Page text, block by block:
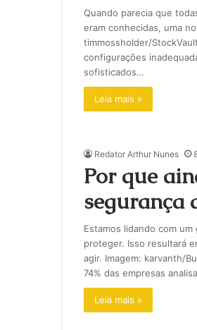
Quando parecia que
eram conhecidas, uma
timmossholder/
configurações
sofisticados…
Leia mais »
Redator Arthur Nunes
Por que
segurança
Estamos lidando com
proteger. Isso resultará
agir. Imagem: karvanth/
74% das empresas
Leia mais »